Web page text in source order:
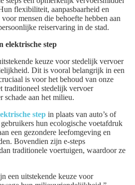
flexibiliteit, aanpasbaarheid en
mensen die behoefte hebben aan
reiservaring in de stad.
elektrische step
keuze voor stedelijk vervoer
Dit is vooral belangrijk in een
is voor het behoud van onze
traditioneel stedelijk vervoer
schade aan het milieu.
step in plaats van auto’s of
hun ecologische voetafdruk
een gezondere leefomgeving en
Bovendien zijn e-steps
traditionele voertuigen, waardoor ze
een uitstekende keuze voor